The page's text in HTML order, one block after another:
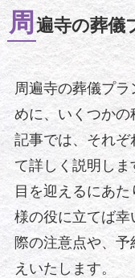
周遍寺の葬儀
周遍寺の葬儀プ
めに、いくつか
記事では、それ
て詳しく説明し
目を迎えるにあ
様の役に立てば
際の注意点や、
えいたします。